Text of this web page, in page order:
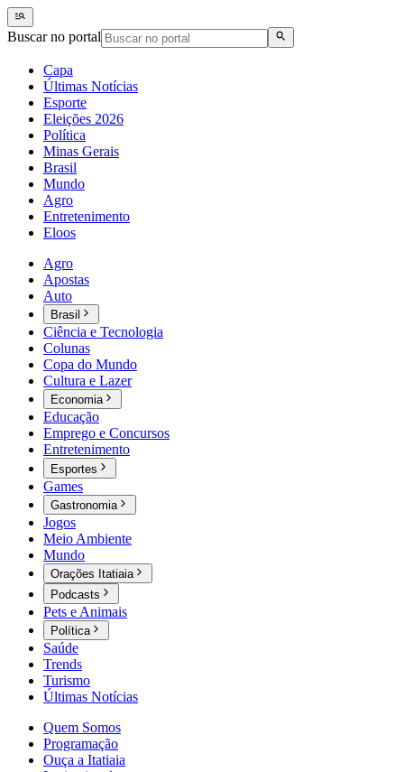
Buscar no portal
Capa
Últimas Notícias
Esporte
Eleições 2026
Política
Minas Gerais
Brasil
Mundo
Agro
Entretenimento
Eloos
Agro
Apostas
Auto
Brasil
Ciência e Tecnologia
Colunas
Copa do Mundo
Cultura e Lazer
Economia
Educação
Emprego e Concursos
Entretenimento
Esportes
Games
Gastronomia
Jogos
Meio Ambiente
Mundo
Orações Itatiaia
Podcasts
Pets e Animais
Política
Saúde
Trends
Turismo
Últimas Notícias
Quem Somos
Programação
Ouça a Itatiaia